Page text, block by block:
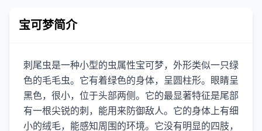
宝可梦简介
刺尾虫是一种小型的虫属性宝可梦，外形类似一只绿
色的毛毛虫。它有着绿色的身体，呈圆柱形。眼睛呈
黑色，很小，位于头部两侧。它的最显著特征是尾部
有一根尖锐的刺，能用来防御敌人。它的身体上有细
小的绒毛，能感知周围的环境。它没有明显的四肢，